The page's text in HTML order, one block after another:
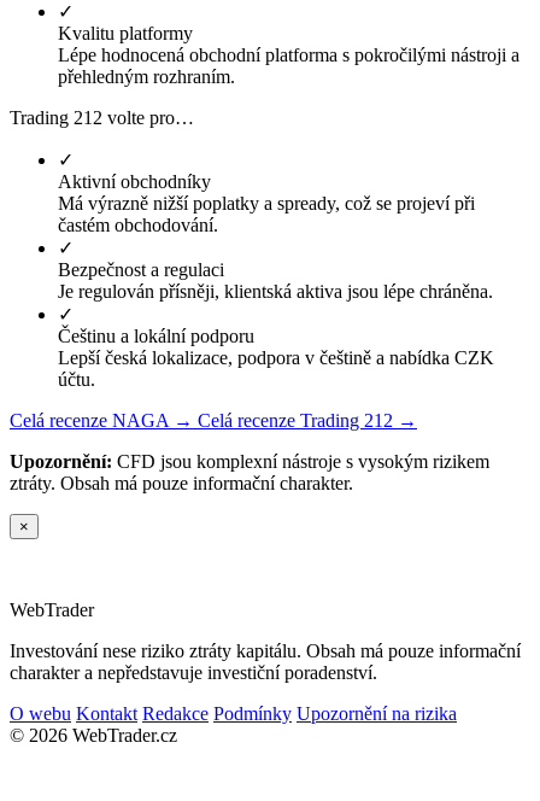
✓
Kvalitu platformy
Lépe hodnocená obchodní platforma s pokročilými nástroji a
přehledným rozhraním.
Trading 212 volte pro…
✓
Aktivní obchodníky
Má výrazně nižší poplatky a spready, což se projeví při
častém obchodování.
✓
Bezpečnost a regulaci
Je regulován přísněji, klientská aktiva jsou lépe chráněna.
✓
Češtinu a lokální podporu
Lepší česká lokalizace, podpora v češtině a nabídka CZK
účtu.
Celá recenze NAGA → Celá recenze Trading 212 →
Upozornění: CFD jsou komplexní nástroje s vysokým rizikem
ztráty. Obsah má pouze informační charakter.
×
WebTrader
Investování nese riziko ztráty kapitálu. Obsah má pouze informační
charakter a nepředstavuje investiční poradenství.
O webu Kontakt Redakce Podmínky Upozornění na rizika
© 2026 WebTrader.cz